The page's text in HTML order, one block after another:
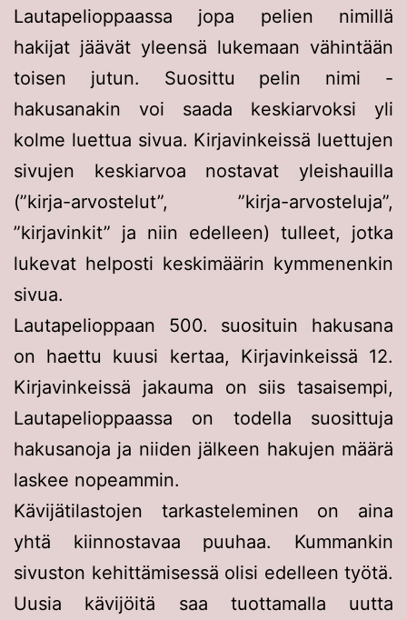
Lautapelioppaassa jopa pelien nimillä
hakijat jäävät yleensä lukemaan vähintään
toisen jutun. Suosittu pelin nimi -
hakusanakin voi saada keskiarvoksi yli
kolme luettua sivua. Kirjavinkeissä luettujen
sivujen keskiarvoa nostavat yleishauilla
(”kirja-arvostelut”, ”kirja-arvosteluja”,
”kirjavinkit” ja niin edelleen) tulleet, jotka
lukevat helposti keskimäärin kymmenenkin
sivua.
Lautapelioppaan 500. suosituin hakusana
on haettu kuusi kertaa, Kirjavinkeissä 12.
Kirjavinkeissä jakauma on siis tasaisempi,
Lautapelioppaassa on todella suosittuja
hakusanoja ja niiden jälkeen hakujen määrä
laskee nopeammin.
Kävijätilastojen tarkasteleminen on aina
yhtä kiinnostavaa puuhaa. Kummankin
sivuston kehittämisessä olisi edelleen työtä.
Uusia kävijöitä saa tuottamalla uutta